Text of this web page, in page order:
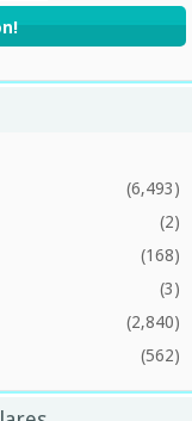
(6,493)
(2)
(168)
(3)
(2,840)
(562)